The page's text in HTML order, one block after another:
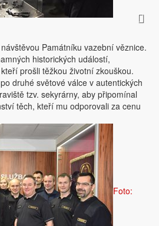
Památníku vazební věznice.
historických událostí,
prošli těžkou životní zkouškou.
druhé světové válce v autentických
tzv. sekyrárny, aby připomínal
těch, kteří mu odporovali za cenu
Foto: